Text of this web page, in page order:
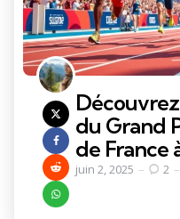
du Grand
de France
juin 2, 2025 2